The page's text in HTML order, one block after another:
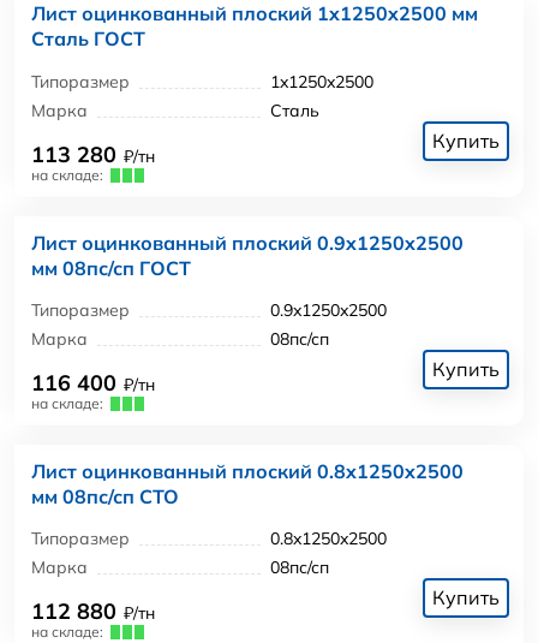
Лист оцинкованный плоский 1x1250x2500 мм
Сталь ГОСТ
Типоразмер
1x1250x2500
Марка
Сталь
113 280 ₽/тн
на складе:
Купить
Лист оцинкованный плоский 0.9x1250x2500
мм 08пс/сп ГОСТ
Типоразмер
0.9x1250x2500
Марка
08пс/сп
116 400 ₽/тн
на складе:
Купить
Лист оцинкованный плоский 0.8x1250x2500
мм 08пс/сп СТО
Типоразмер
0.8x1250x2500
Марка
08пс/сп
112 880 ₽/тн
на складе:
Купить